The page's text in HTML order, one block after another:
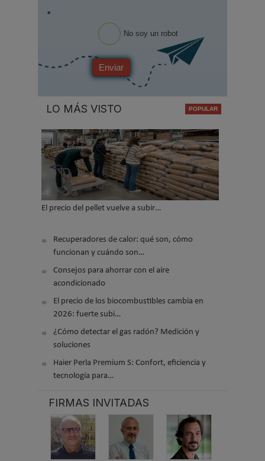
*
No soy un robot
Enviar
LO MÁS VISTO
El precio del pellet vuelve a subir…
Recuperadores de calor: qué son, cómo
funcionan y cuándo son…
Consejos para ahorrar con el aire
acondicionado
El precio de los biocombustibles cambia en
2026: fuerte subi…
¿Cómo detectar el gas radón? Medición y
soluciones
Haier Perla Premium S: Confort, eficiencia y
tecnología para…
FIRMAS INVITADAS